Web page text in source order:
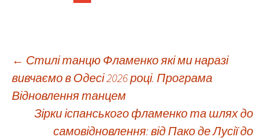
Навигация
← Стилі танцю Фламенко які ми наразі
вивчаємо в Одесі 2026 році. Програма
Відновлення танцем
Зірки іспанського фламенко та шлях до
самовідновлення: від Пако де Лусії до